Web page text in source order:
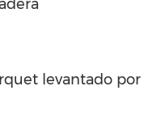
levantado por